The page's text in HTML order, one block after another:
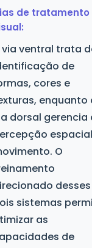
de tratamento
via ventral trata
de
cores e
enquanto
dorsal gerencia
O
desses
sistemas
as
de